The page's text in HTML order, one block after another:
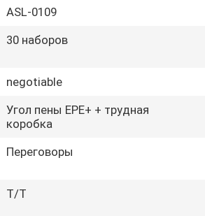
ASL-0109
30 наборов
negotiable
Угол пены EPE+ + трудная
коробка
Переговоры
T/T